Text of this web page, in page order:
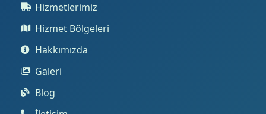
Hizmetlerimiz
Hizmet Bölgeleri
Hakkımızda
Galeri
Blog